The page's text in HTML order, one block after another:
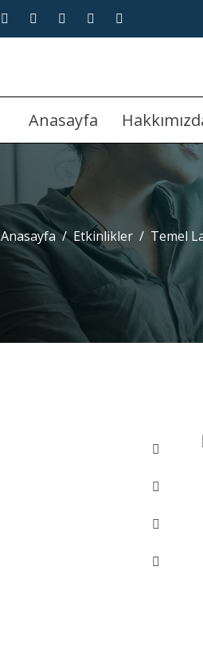
Anasayfa
Anasayfa Etkinlikler Temel